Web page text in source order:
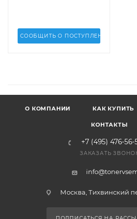
6R1260, 006R90357,
6R90357, 502S67796
СООБЩИТЬ О ПОСТУПЛЕНИИ
О КОМПАНИИ КАК КУПИТЬ
КОНТАКТЫ
+7 (495) 476-56-
ЗАКАЗАТЬ
Москва, Тихвинский